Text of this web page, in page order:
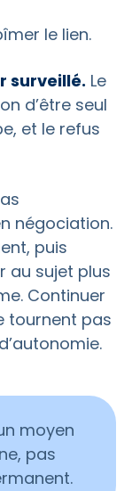
le lien.
surveillé. Le
d’être seul
et le refus
négociation.
puis
au sujet plus
Continuer
tournent pas
moyen
pas